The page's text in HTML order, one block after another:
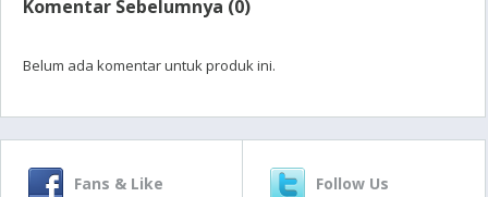
Komentar Sebelumnya (0)
Belum ada komentar untuk produk ini.
Fans & Like Follow Us